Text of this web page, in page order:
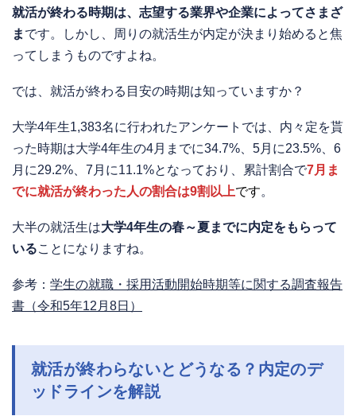
就活が終わる時期は、志望する業界や企業によってさまざ
まです。しかし、周りの就活生が内定が決まり始めると焦
ってしまうものですよね。
では、就活が終わる目安の時期は知っていますか？
大学4年生1,383名に行われたアンケートでは、内々定を貰
った時期は大学4年生の4月までに34.7%、5月に23.5%、6
月に29.2%、7月に11.1%となっており、累計割合で7月ま
でに就活が終わった人の割合は9割以上です。
大半の就活生は大学4年生の春～夏までに内定をもらって
いることになりますね。
参考： 学生の就職・採用活動開始時期等に関する調査報告
書（令和5年12月8日）
就活が終わらないとどうなる？内定のデ
ッドラインを解説